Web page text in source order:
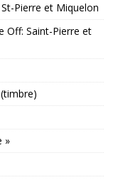
Pierre et Miquelon
Off: Saint-Pierre et
»